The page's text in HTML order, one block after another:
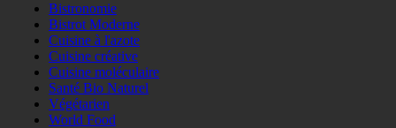
Bistronomie
Bistrot Moderne
Cuisine à l'azote
Cuisine créative
Cuisine moléculaire
Santé Bio Naturel
Végétarien
World Food